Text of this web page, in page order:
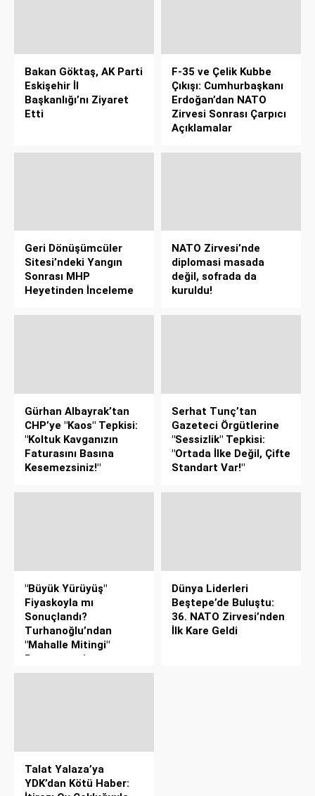
Bakan Göktaş, AK Parti
Eskişehir İl
Başkanlığı’nı Ziyaret
Etti
F-35 ve Çelik Kubbe
Çıkışı: Cumhurbaşkanı
Erdoğan’dan NATO
Zirvesi Sonrası Çarpıcı
Açıklamalar
Geri Dönüşümcüler
Sitesi’ndeki Yangın
Sonrası MHP
Heyetinden İnceleme
NATO Zirvesi’nde
diplomasi masada
değil, sofrada da
kuruldu!
Gürhan Albayrak’tan
CHP’ye "Kaos" Tepkisi:
"Koltuk Kavganızın
Faturasını Basına
Kesemezsiniz!"
Serhat Tunç’tan
Gazeteci Örgütlerine
"Sessizlik" Tepkisi:
"Ortada İlke Değil, Çifte
Standart Var!"
"Büyük Yürüyüş"
Fiyaskoyla mı
Sonuçlandı?
Turhanoğlu’ndan
"Mahalle Mitingi"
Benzetmesi
Dünya Liderleri
Beştepe’de Buluştu:
36. NATO Zirvesi’nden
İlk Kare Geldi
Talat Yalaza’ya
YDK’dan Kötü Haber: